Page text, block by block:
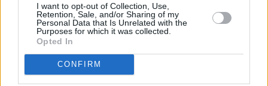
I want to opt-out of Collection, Use,
Retention, Sale, and/or Sharing of my
Personal Data that Is Unrelated with the
Purposes for which it was collected.
Opted In
CONFIRM
Dovolená u moře•Bazény